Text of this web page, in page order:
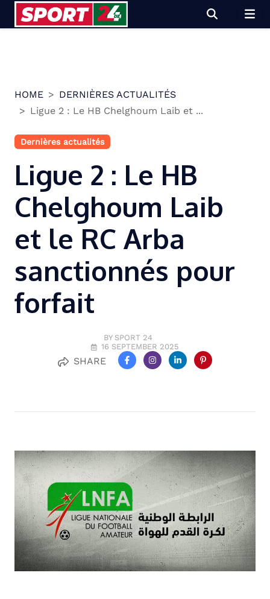
HOME
DERNIÈRES ACTUALITÉS
Ligue 2 : Le HB Chelghoum Laib et ...
Dernières actualités
Ligue 2 : Le HB
Chelghoum Laib
et le RC Arba
sanctionnés pour
forfait
BY SPORT 24
16 SEPTEMBER 2025
SHARE